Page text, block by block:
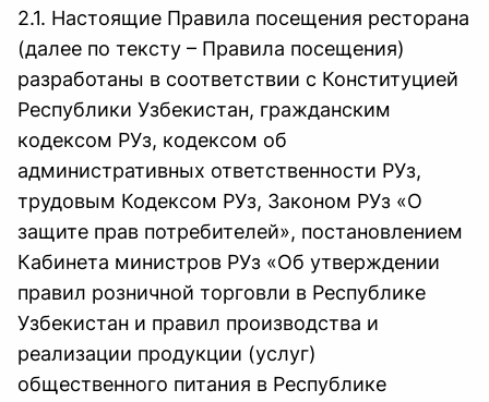
2.1. Настоящие Правила посещения ресторана
(далее по тексту – Правила посещения)
разработаны в соответствии с Конституцией
Республики Узбекистан, гражданским
кодексом РУз, кодексом об
административных ответственности РУз,
трудовым Кодексом РУз, Законом РУз «О
защите прав потребителей», постановлением
Кабинета министров РУз «Об утверждении
правил розничной торговли в Республике
Узбекистан и правил производства и
реализации продукции (услуг)
общественного питания в Республике